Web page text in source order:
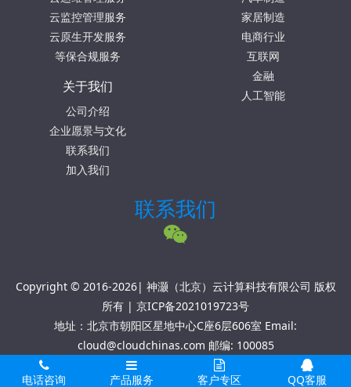
云监控管理服务
云原生开发服务
等保合规服务
家居制造
电商行业
互联网
金融
人工智能
关于我们
公司介绍
企业愿景与文化
联系我们
加入我们
联系我们
Copyright © 2016-2026| 神灏（北京）云计算科技有限公司 版权
所有 | 京ICP备2021019723号
地址：北京市朝阳区星地中心C座6层606室 Email:
cloud@cloudchinas.com 邮编: 100085
电话咨询 产品服务 客户专区 QQ客服